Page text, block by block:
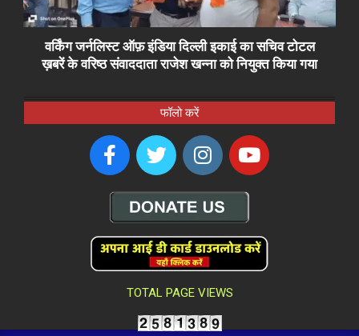
वर्किंग जर्नलिस्ट ऑफ़ इंडिया दिल्ली इकाई का सचिव टोटल
ख़बरें के वरिष्ठ संवाददाता राजेश खन्ना को नियुक्त किया गया
फॉलो करें
TOTAL PAGE VIEWS